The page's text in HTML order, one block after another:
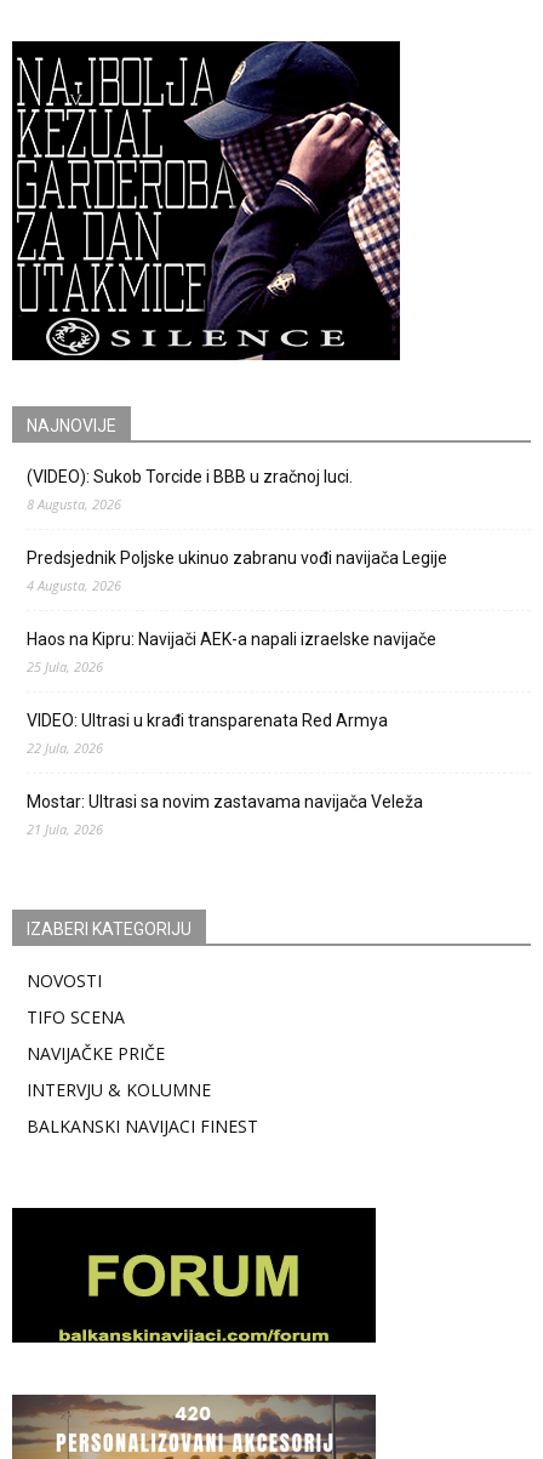
NAJNOVIJE
(VIDEO): Sukob Torcide i BBB u zračnoj luci.
8 Augusta, 2026
Predsjednik Poljske ukinuo zabranu vođi navijača Legije
4 Augusta, 2026
Haos na Kipru: Navijači AEK-a napali izraelske navijače
25 Jula, 2026
VIDEO: Ultrasi u krađi transparenata Red Armya
22 Jula, 2026
Mostar: Ultrasi sa novim zastavama navijača Veleža
21 Jula, 2026
IZABERI KATEGORIJU
NOVOSTI
TIFO SCENA
NAVIJAČKE PRIČE
INTERVJU & KOLUMNE
BALKANSKI NAVIJACI FINEST